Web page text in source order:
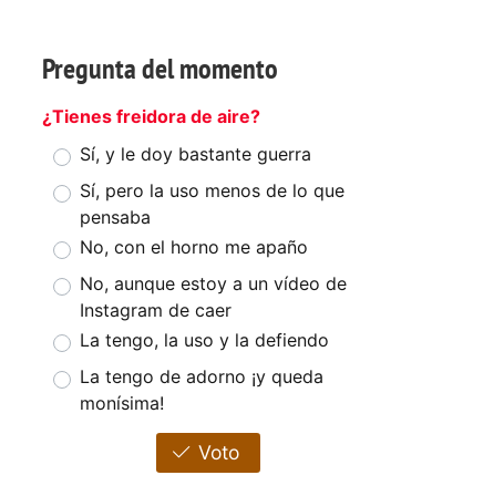
Pregunta del momento
¿Tienes freidora de aire?
Sí, y le doy bastante guerra
Sí, pero la uso menos de lo que
pensaba
No, con el horno me apaño
No, aunque estoy a un vídeo de
Instagram de caer
La tengo, la uso y la defiendo
La tengo de adorno ¡y queda
monísima!
Voto